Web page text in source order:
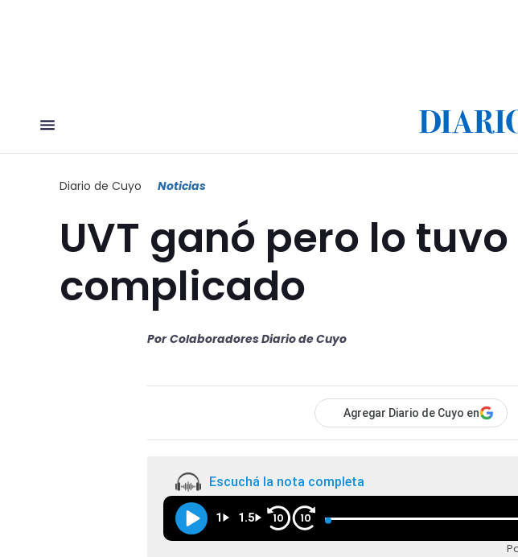
Diario de Cuyo Noticias
UVT ganó pero lo tuvo
complicado
Por Colaboradores Diario de Cuyo
Agregar Diario de Cuyo en
Escuchá la nota completa
1 1.5 10 10